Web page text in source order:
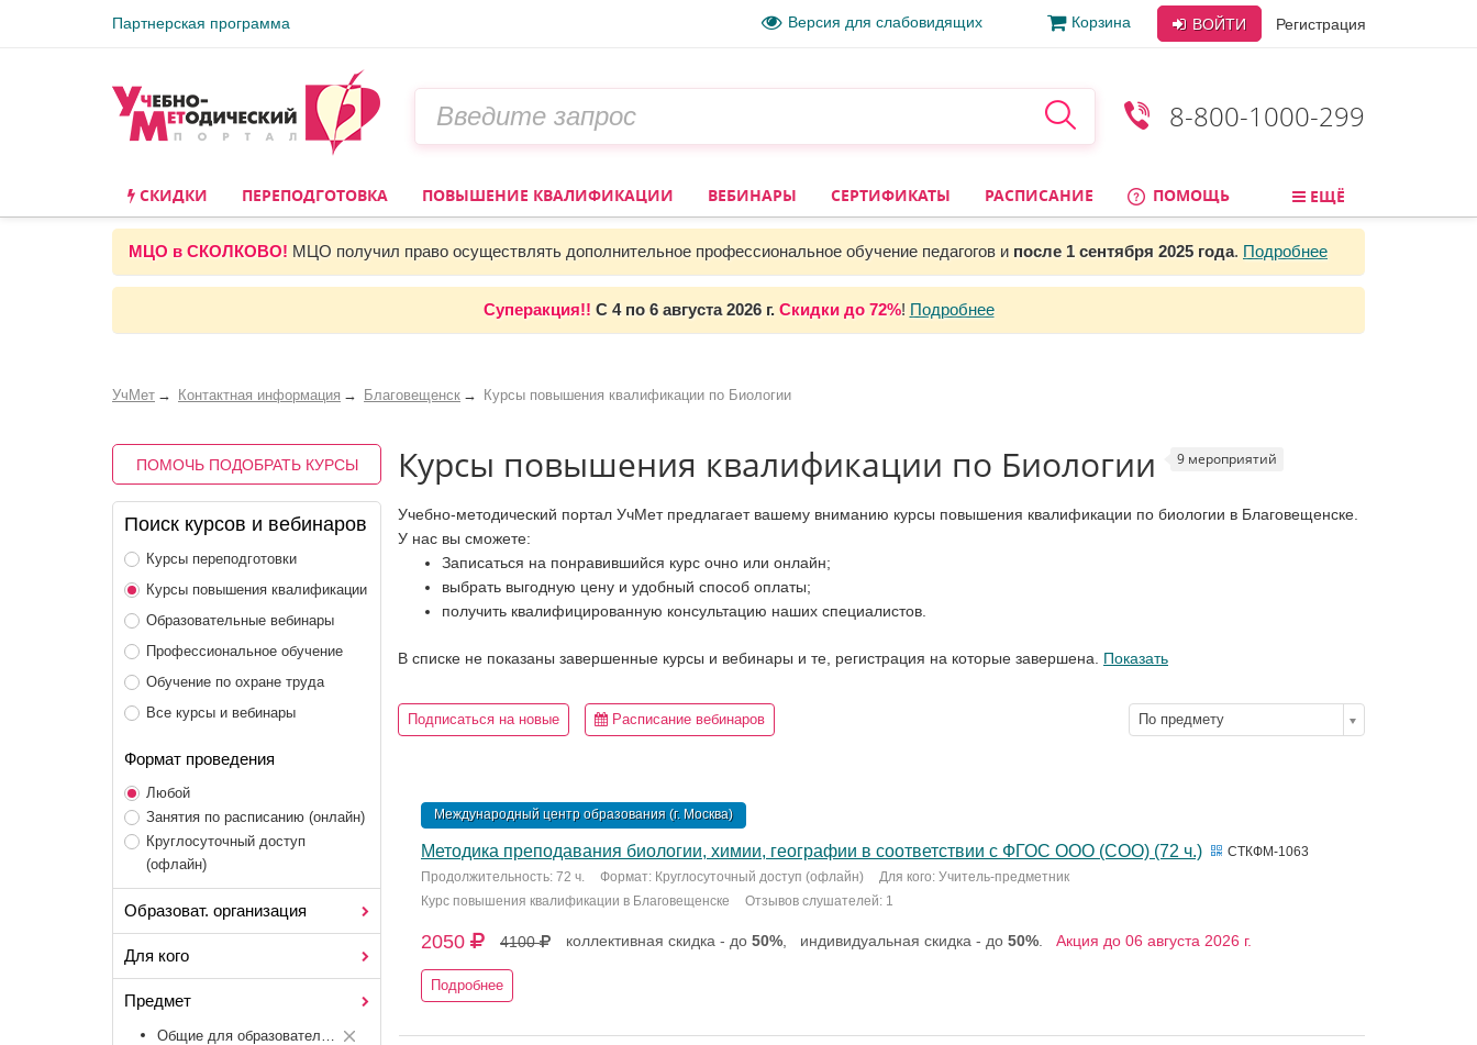
Партнерская программа Версия для слабовидящих Корзина ВОЙТИ Регистрация
8-800-1000-299
СКИДКИ ПЕРЕПОДГОТОВКА ПОВЫШЕНИЕ КВАЛИФИКАЦИИ ВЕБИНАРЫ СЕРТИФИКАТЫ РАСПИСАНИЕ ПОМОЩЬ ЕЩЁ
МЦО в СКОЛКОВО! МЦО получил право осуществлять дополнительное профессиональное обучение педагогов и после 1 сентября 2025 года. Подробнее
Суперакция!! С4 по 6 августа 2026 г. Скидки до 72%! Подробнее
УчМет Контактная информация Благовещенск Курсы повышения квалификации по Биологии
ПОМОЧЬ ПОДОБРАТЬ КУРСЫ
Поиск курсов и вебинаров
Курсы переподготовки
Курсы повышения квалификации
Образовательные вебинары
Профессиональное обучение
Обучение по охране труда
Все курсы и вебинары
Формат проведения
Любой
Занятия по расписанию (онлайн)
Круглосуточный доступ
(офлайн)
Образоват. организация
Для кого
Предмет
Курсы повышения квалификации по Биологии 9 мероприятий
Учебно-методический портал УчМет предлагает вашему вниманию курсы повышения квалификации по биологии в Благовещенске.
У нас вы сможете:
Записаться на понравившийся курс очно или онлайн;
выбрать выгодную цену и удобный способ оплаты;
получить квалифицированную консультацию наших специалистов.
В списке не показаны завершенные курсы и вебинары и те, регистрация на которые завершена. Показать
Подписаться на новые Расписание вебинаров По предмету
Международный центр образования (г. Москва)
Методика преподавания биологии, химии, географии в соответствии с ФГОС ООО (СОО) (72 ч.)
СТКФМ-1063
Продолжительность: 72 ч.
Формат: Круглосуточный доступ (офлайн)
Для кого: Учитель-предметник
Курс повышения квалификации в Благовещенске
Отзывов слушателей: 1
2050 4100 коллективная скидка - до 50% индивидуальная скидка - до 50% Акция до 06 августа 2026 г.
Подробнее